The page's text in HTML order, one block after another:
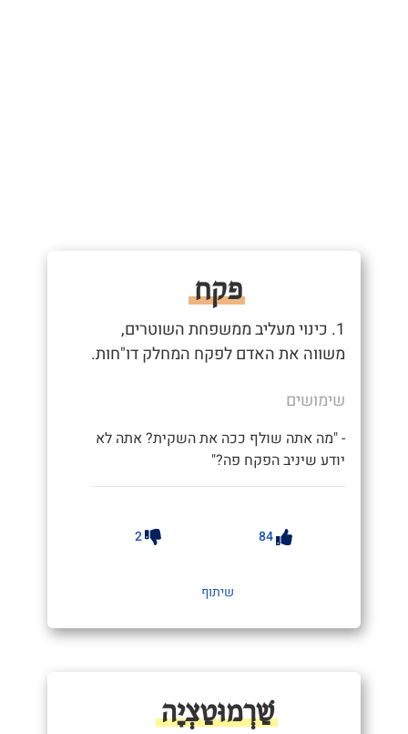
פקח
1. כינוי מעליב ממשפחת השוטרים,
משווה את האדם לפקח המחלק דו"חות.
שימושים
- "מה אתה שולף ככה את השקית? אתה לא
יודע שיניב הפקח פה?"
84
2
שיתוף
שַׁרְמוּטַצְיָה